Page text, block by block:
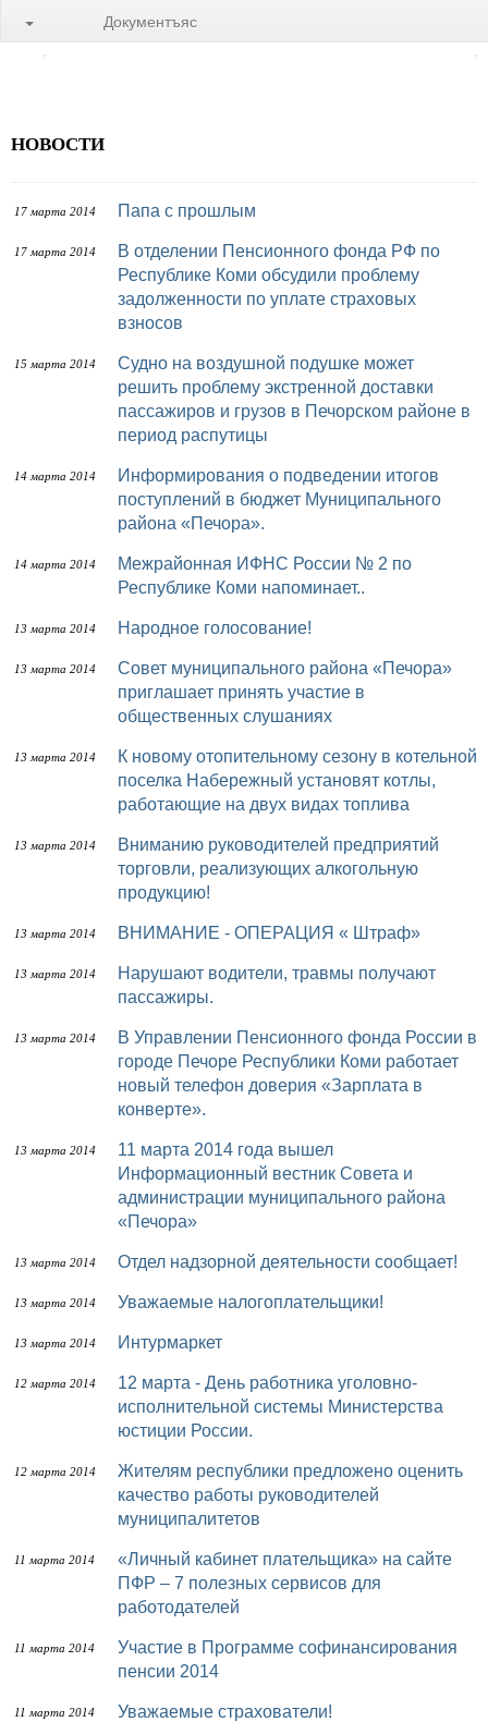
Документъяс
НОВОСТИ
17 марта 2014 Папа с прошлым
17 марта 2014
В отделении Пенсионного фонда РФ по
Республике Коми обсудили проблему
задолженности по уплате страховых
взносов
15 марта 2014
Судно на воздушной подушке может
решить проблему экстренной доставки
пассажиров и грузов в Печорском районе в
период распутицы
14 марта 2014
Информирования о подведении итогов
поступлений в бюджет Муниципального
района «Печора».
14 марта 2014
Межрайонная ИФНС России № 2 по
Республике Коми напоминает..
13 марта 2014 Народное голосование!
13 марта 2014
Совет муниципального района «Печора»
приглашает принять участие в
общественных слушаниях
13 марта 2014
К новому отопительному сезону в котельной
поселка Набережный установят котлы,
работающие на двух видах топлива
13 марта 2014
Вниманию руководителей предприятий
торговли, реализующих алкогольную
продукцию!
13 марта 2014 ВНИМАНИЕ - ОПЕРАЦИЯ « Штраф»
13 марта 2014
Нарушают водители, травмы получают
пассажиры.
13 марта 2014
В Управлении Пенсионного фонда России в
городе Печоре Республики Коми работает
новый телефон доверия «Зарплата в
конверте».
13 марта 2014
11 марта 2014 года вышел
Информационный вестник Совета и
администрации муниципального района
«Печора»
13 марта 2014 Отдел надзорной деятельности сообщает!
13 марта 2014 Уважаемые налогоплательщики!
13 марта 2014 Интурмаркет
12 марта 2014
12 марта - День работника уголовно-
исполнительной системы Министерства
юстиции России.
12 марта 2014
Жителям республики предложено оценить
качество работы руководителей
муниципалитетов
11 марта 2014
«Личный кабинет плательщика» на сайте
ПФР – 7 полезных сервисов для
работодателей
11 марта 2014
Участие в Программе софинансирования
пенсии 2014
11 марта 2014 Уважаемые страхователи!